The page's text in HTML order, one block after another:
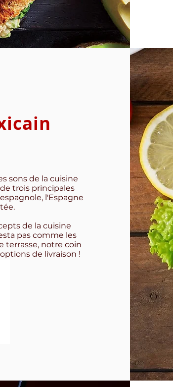
sons de la cuisine
trois principales
l'Espagne
de la cuisine
pas comme les
terrasse, notre coin
de livraison !